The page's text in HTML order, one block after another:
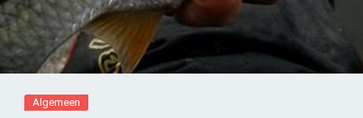
Algemeen